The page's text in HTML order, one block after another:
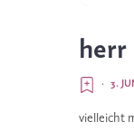
herr
3.
·
vielleicht